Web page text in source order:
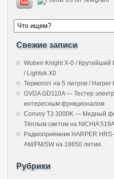
Свежие записи
Wuben Knight X-0 / Крутейший
/ Lightok X0
Термопот на 5 литров / Harper
GVDA GD110A — Тестер
интересным функционалом
Convoy T3 3000K — Медный
Тёплым светом на NICHIA
Радиоприёмник HARPER
AM/FM/SW на 18650 литии.
Рубрики